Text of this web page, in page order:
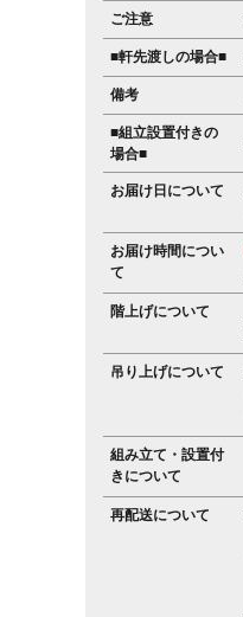
ご注意
■軒先渡しの場合■
備考
■組立設置付きの
場合■
お届け日について
お届け時間につい
て
階上げについて
吊り上げについて
組み立て・設置付
きについて
再配送について